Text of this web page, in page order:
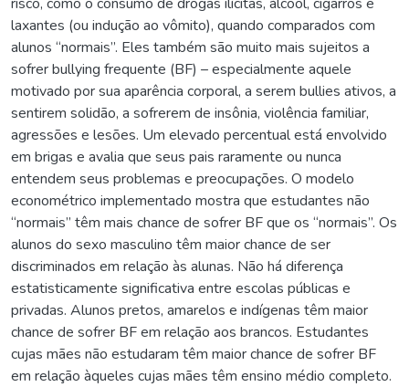
laxantes (ou indução ao vômito), quando comparados com
alunos “normais”. Eles também são muito mais sujeitos a
sofrer bullying frequente (BF) – especialmente aquele
motivado por sua aparência corporal, a serem bullies ativos, a
sentirem solidão, a sofrerem de insônia, violência familiar,
agressões e lesões. Um elevado percentual está envolvido
em brigas e avalia que seus pais raramente ou nunca
entendem seus problemas e preocupações. O modelo
econométrico implementado mostra que estudantes não
“normais” têm mais chance de sofrer BF que os “normais”. Os
alunos do sexo masculino têm maior chance de ser
discriminados em relação às alunas. Não há diferença
estatisticamente significativa entre escolas públicas e
privadas. Alunos pretos, amarelos e indígenas têm maior
chance de sofrer BF em relação aos brancos. Estudantes
cujas mães não estudaram têm maior chance de sofrer BF
em relação àqueles cujas mães têm ensino médio completo.